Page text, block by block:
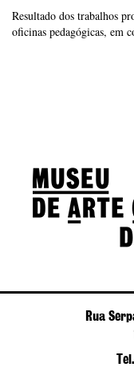
Resultado dos trabalhos
oficinas pedagógicas, em
Rua